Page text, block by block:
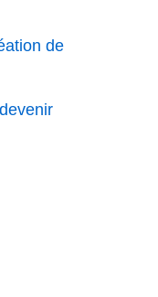
de